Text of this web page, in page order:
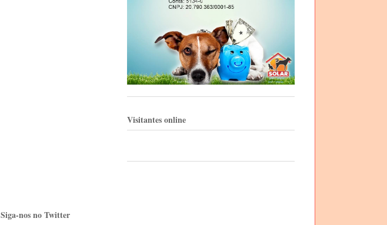
Visitantes online
Siga-nos no Twitter